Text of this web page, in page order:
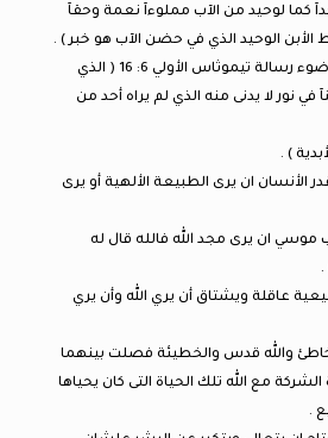
كما لوحيد من الآب مملوءآ نعمة وحقآ
الأبن الوحيد الذي في حضن الآب هو خبر ) .
ونفهم معنى الأية 18 في ضوء رسالة تيموثاس الأولي 6: 16 ( الذي
نور لا يدنى منه الذي لم يراه أحد من
) .
الأنسان ان يرى الطبيعة الألهية أو يرى
.
عاقلة ويشتاق أن يري الله وأن يري
والله قدس والخطيئة فصلت بينهما
مع الله تلك الحياة التى كان يحياها
.